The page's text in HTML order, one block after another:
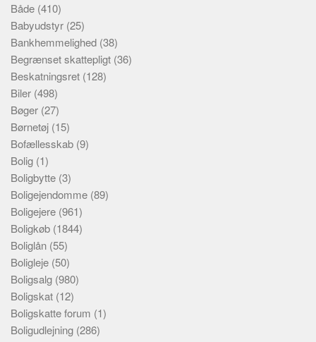
Både (410)
Babyudstyr (25)
Bankhemmelighed (38)
Begrænset skattepligt (36)
Beskatningsret (128)
Biler (498)
Bøger (27)
Børnetøj (15)
Bofællesskab (9)
Bolig (1)
Boligbytte (3)
Boligejendomme (89)
Boligejere (961)
Boligkøb (1844)
Boliglån (55)
Boligleje (50)
Boligsalg (980)
Boligskat (12)
Boligskatte forum (1)
Boligudlejning (286)